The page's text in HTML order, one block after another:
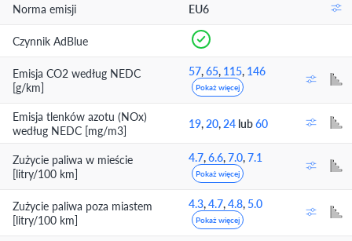
Norma emisji EU6
Czynnik AdBlue
Emisja CO2 według NEDC
[g/km]
57,65, 115, 146
Pokaż więcej
Emisja tlenków azotu (NOx)
według NEDC [mg/m3]
19,20,24 lub60
Zużycie paliwa w mieście
[litry/100 km]
4.7,6.6,7.0,7.1
Pokaż więcej
Zużycie paliwa poza miastem
[litry/100 km]
4.3,4.7,4.8, 5.0
Pokaż więcej